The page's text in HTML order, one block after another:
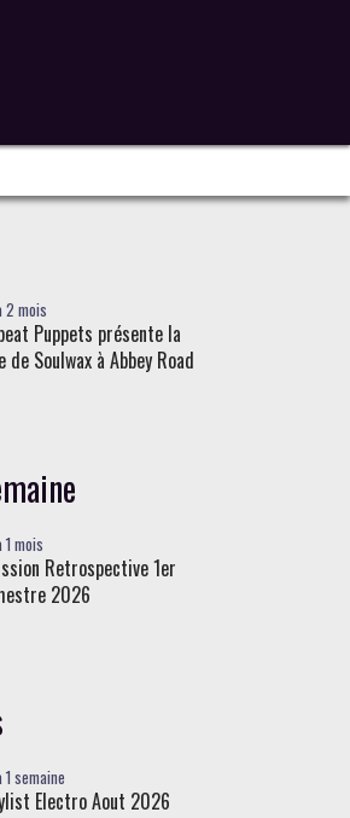
2 mois
Puppets présente la
de Soulwax à Abbey Road
1 mois
Retrospective 1er
2026
1 semaine
Electro Aout 2026